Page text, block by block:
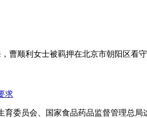
曹顺利女士被羁押在北京市朝阳区
求
委员会、国家食品药品监督管理总